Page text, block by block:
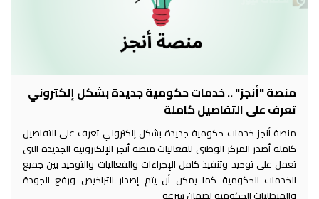
منصة "أنجز" .. خدمات حكومية جديدة بشكل إلكتروني
تعرف على التفاصيل كاملة
منصة أنجز خدمات حكومية جديدة بشكل إلكتروني تعرف على التفاصيل
كاملة أصدر المركز الوطني للفعاليات منصة أنجز الإلكترونية الجديدة التي
تعمل على توحيد وتنفيذ كامل الإجراءات والفعاليات والتوحيد بين جميع
الخدمات الحكومية كما يمكن أن يتم إصدار التراخيص ورفع الجودة
والمتطلبات الحكومية لضمان سرعة